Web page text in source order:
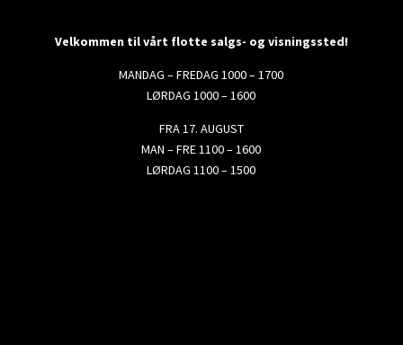
Velkommen til vårt flotte salgs- og visningssted!
MANDAG – FREDAG 1000 – 1700
LØRDAG 1000 – 1600
FRA 17. AUGUST
MAN – FRE 1100 – 1600
LØRDAG 1100 – 1500